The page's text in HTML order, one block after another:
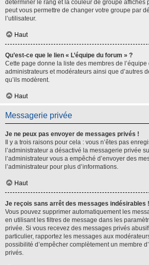
déterminer le rang et la couleur de groupe affichés
peut vous permettre de changer votre groupe par
l’utilisateur.
Haut
Qu’est-ce que le lien « L’équipe du forum » ?
Cette page donne la liste des membres de
administrateurs et modérateurs ainsi que d’autres
qu’ils modèrent.
Haut
Messagerie privée
Je ne peux pas envoyer de messages privés !
Il y a trois raisons pour cela : vous n’êtes pas
l’administrateur a désactivé la messagerie privée
l’administrateur vous a empêché d’envoyer des
l’administrateur pour plus d’informations.
Haut
Je reçois sans arrêt des messages indésirables !
Vous pouvez supprimer automatiquement les
en utilisant les filtres de message dans les
privée. Si vous recevez des messages privés
particulier, rapportez les messages aux
possibilité d’empêcher complètement un membre
privés.